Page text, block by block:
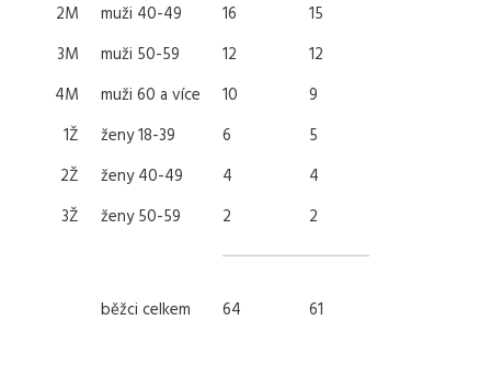
2M
muži 40-49 16
15
3M
muži 50-59 12
12
4M
muži 60 a více 10
9
1Ž
ženy 18-39 6
5
2Ž
ženy 40-49 4
4
3Ž
ženy 50-59 2 2
běžci celkem 64 61